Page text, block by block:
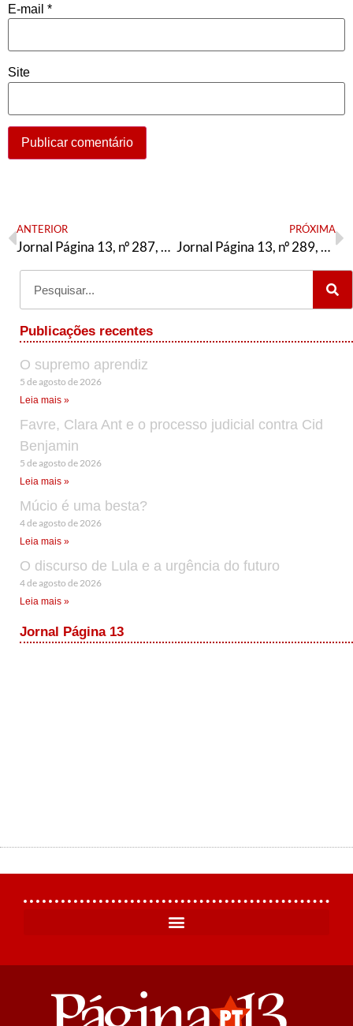
E-mail *
Site
ANTERIOR
Jornal Página 13, nº 287, Setembro/2025
PRÓXIMA
Jornal Página 13, nº 289, Setembro/2025 – edição especial
Publicações recentes
O supremo aprendiz
5 de agosto de 2026
Leia mais »
Favre, Clara Ant e o processo judicial contra Cid
Benjamin
5 de agosto de 2026
Leia mais »
Múcio é uma besta?
4 de agosto de 2026
Leia mais »
O discurso de Lula e a urgência do futuro
4 de agosto de 2026
Leia mais »
Jornal Página 13